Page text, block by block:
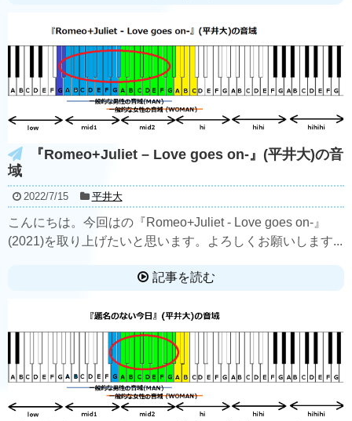
『Romeo+Juliet – Love goes on-』(平井大)の音
域
2022/7/15 平井大
こんにちは。今回はの『Romeo+Juliet - Love goes on-』
(2021)を取り上げたいと思います。よろしくお願いします...
記事を読む